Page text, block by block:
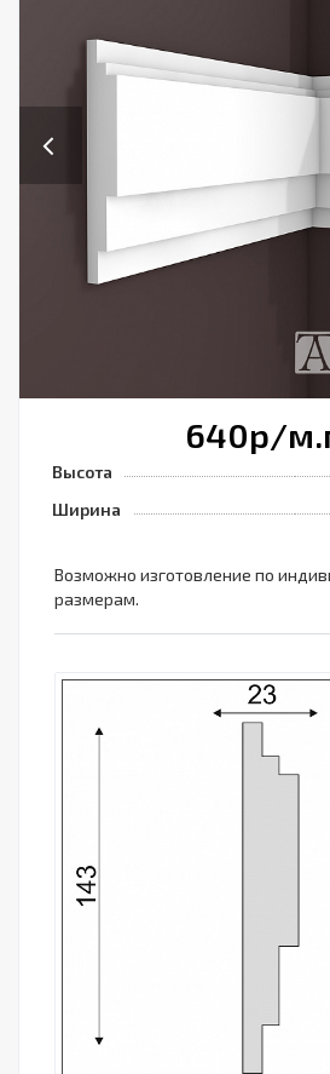
640р/
Высота
Ширина
Возможно изготовление по
размерам.